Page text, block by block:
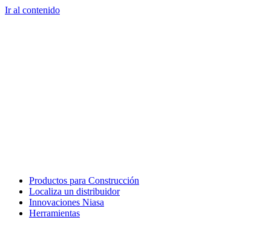
Ir al contenido
Productos para Construcción
Localiza un distribuidor
Innovaciones Niasa
Herramientas